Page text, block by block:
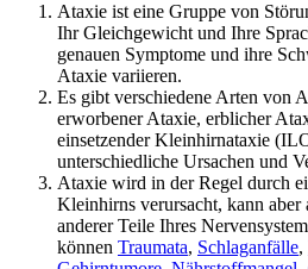
Ataxie ist eine Gruppe von
Ihr Gleichgewicht und Ihre
genauen Symptome und ihre
Ataxie variieren.
Es gibt verschiedene Arten von
erworbener Ataxie, erblicher
einsetzender Kleinhirnataxie
unterschiedliche Ursachen und
Ataxie wird in der Regel durch
Kleinhirns verursacht, kann aber
anderer Teile Ihres
können Traumata, Schlaganfälle,